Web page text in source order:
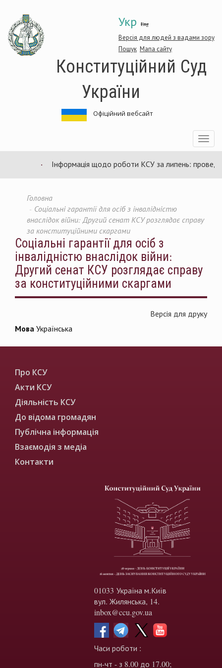
основного
матеріалу
Укр Eng
Версія для людей з вадами зору
Пошук Мапа сайту
Конституційний Суд
України
Офіційний вебсайт
Toggle
Інформація щодо роботи КСУ за липень:
Головна
Соціальні гарантії для осіб з інвалідністю
внаслідок війни: Другий сенат КСУ розглядає справу
за конституційними скаргами
Соціальні гарантії для осіб з
інвалідністю внаслідок війни:
Другий сенат КСУ розглядає справу
за конституційними скаргами
Версія для друку
Мова Українська
Про КСУ
Акти КСУ
Діяльність КСУ
До відома громадян
Публічна інформація
Взаємодія з медіа
Контакти
01033 Україна м.Київ
вул. Жилянська, 14.
inbox@ccu.gov.ua
Часи роботи :
пн-чт - з 8.00 до 17.00;